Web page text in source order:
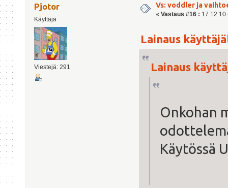
Pjotor
Käyttäjä
Viestejä: 291
Vs: voddler ja
« Vastaus #16 : 17.12.10
Lainaus
Lainaus
Onkohan
Käytössä